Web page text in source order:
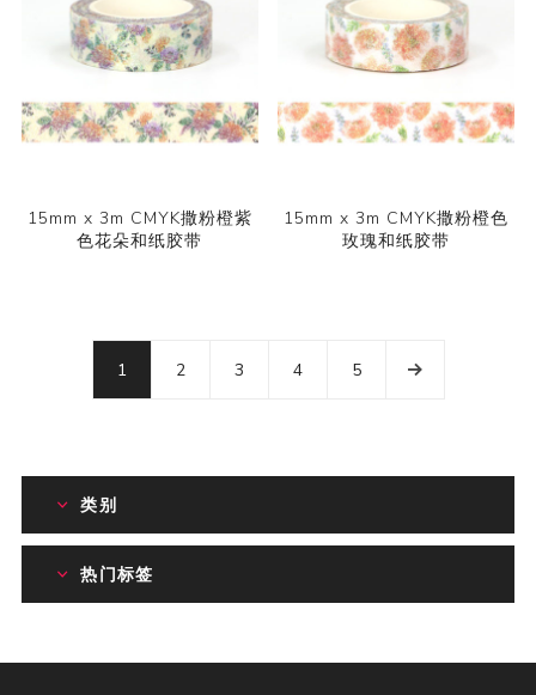
15mm x 3m CMYK撒粉橙紫
色花朵和纸胶带
15mm x 3m CMYK撒粉橙色
玫瑰和纸胶带
1 2 3 4 5
类别
热门标签